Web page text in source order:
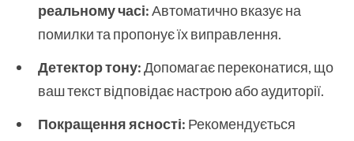
реальному часі:Автоматично вказує на
помилки та пропонує їх виправлення.
Детектор тону:Допомагає переконатися, що
ваш текст відповідає настрою або аудиторії.
Покращення ясності: Рекомендується